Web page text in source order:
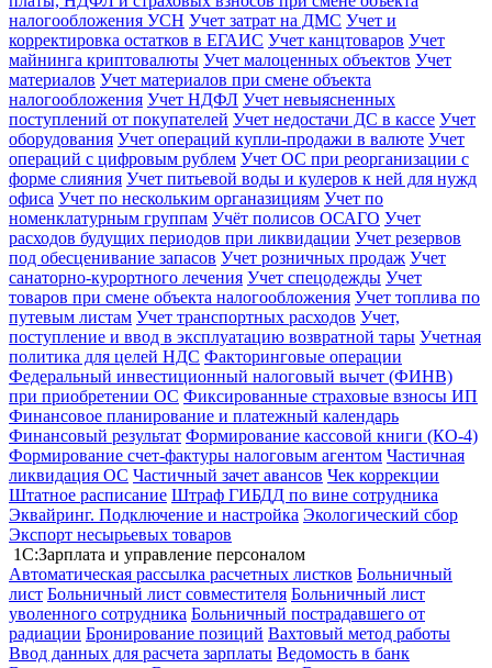
налогообложения УСН Учет затрат на ДМС Учет и
корректировка остатков в ЕГАИС Учет канцтоваров Учет
майнинга криптовалюты Учет малоценных объектов Учет
материалов Учет материалов при смене объекта
налогообложения Учет НДФЛ Учет невыясненных
поступлений от покупателей Учет недостачи ДС в кассе Учет
оборудования Учет операций купли-продажи в валюте Учет
операций с цифровым рублем Учет ОС при реорганизации с
форме слияния Учет питьевой воды и кулеров к ней для нужд
офиса Учет по нескольким органазициям Учет по
номенклатурным группам Учёт полисов ОСАГО Учет
расходов будущих периодов при ликвидации Учет резервов
под обесценивание запасов Учет розничных продаж Учет
санаторно-курортного лечения Учет спецодежды Учет
товаров при смене объекта налогообложения Учет топлива по
путевым листам Учет транспортных расходов Учет,
поступление и ввод в эксплуатацию возвратной тары Учетная
политика для целей НДС Факторинговые операции
Федеральный инвестиционный налоговый вычет (ФИНВ)
при приобретении ОС Фиксированные страховые взносы ИП
Финансовое планирование и платежный календарь
Финансовый результат Формирование кассовой книги (КО-4)
Формирование счет-фактуры налоговым агентом Частичная
ликвидация ОС Частичный зачет авансов Чек коррекции
Штатное расписание Штраф ГИБДД по вине сотрудника
Эквайринг. Подключение и настройка Экологический сбор
Экспорт несырьевых товаров
1С:Зарплата и управление персоналом
Автоматическая рассылка расчетных листков Больничный
лист Больничный лист совместителя Больничный лист
уволенного сотрудника Больничный пострадавшего от
радиации Бронирование позиций Вахтовый метод работы
Ввод данных для расчета зарплаты Ведомость в банк